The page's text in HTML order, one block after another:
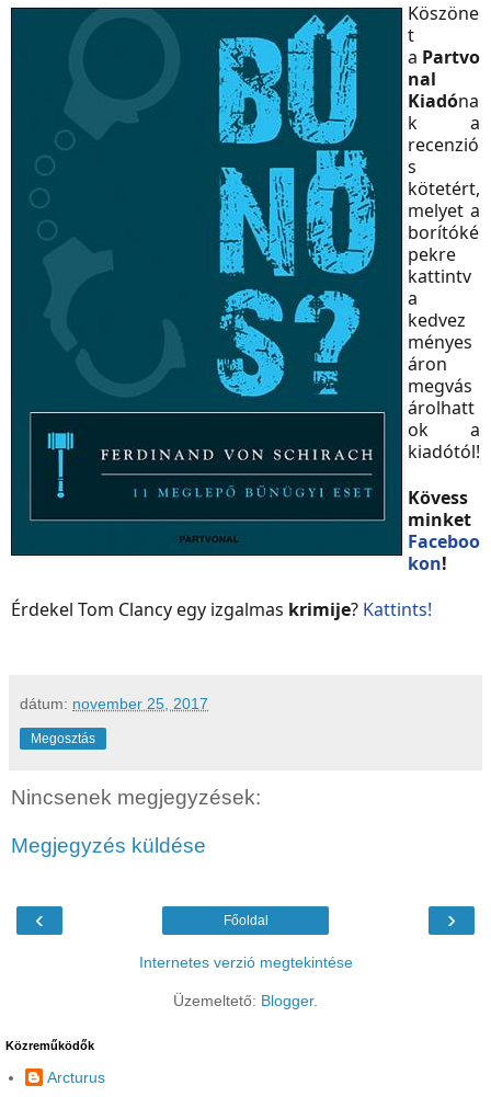
Köszöne
t
a Partvo
nal
Kiadóna
k a
recenzió
s
kötetért,
melyet a
borítóké
pekre
kattintv
a
kedvez
ményes
áron
megvás
árolhatt
ok a
kiadótól!
Kövess
minket
Faceboo
kon!
Érdekel Tom Clancy egy izgalmas krimije? Kattints!
dátum: november 25, 2017
Megosztás
Nincsenek megjegyzések:
Megjegyzés küldése
‹ ›
Főoldal
Internetes verzió megtekintése
Üzemeltető: Blogger.
Közreműködők
Arcturus